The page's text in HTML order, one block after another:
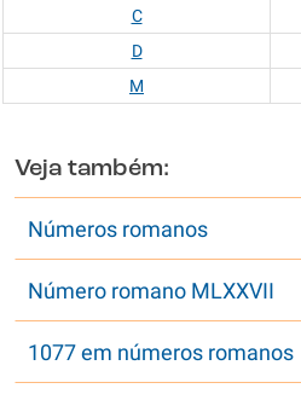
C
D
M
Veja também:
Números romanos
Número romano MLXXVII
1077 em números romanos